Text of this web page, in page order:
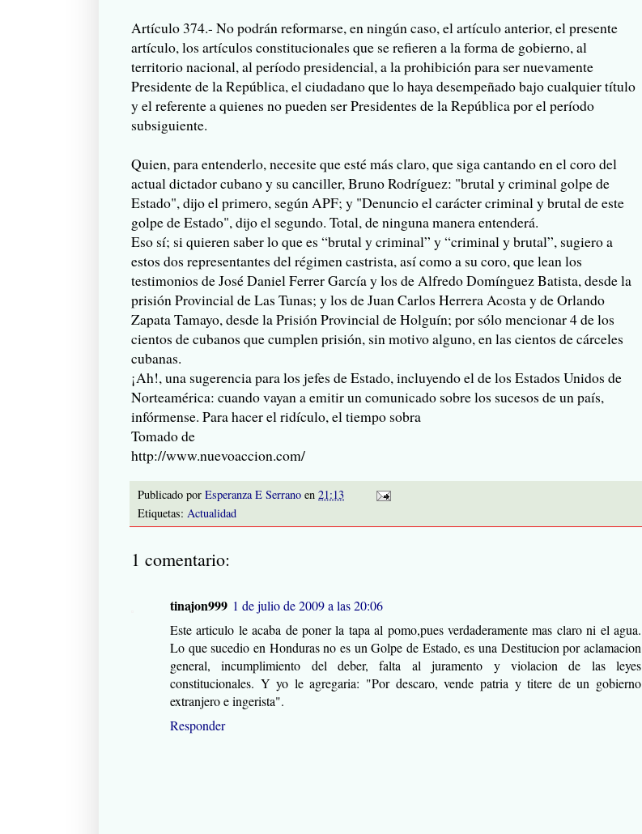
Artículo 374.- No podrán reformarse, en ningún caso, el artículo anterior, el presente
artículo, los artículos constitucionales que se refieren a la forma de gobierno, al
territorio nacional, al período presidencial, a la prohibición para ser nuevamente
Presidente de la República, el ciudadano que lo haya desempeñado bajo cualquier título
y el referente a quienes no pueden ser Presidentes de la República por el período
subsiguiente.
Quien, para entenderlo, necesite que esté más claro, que siga cantando en el coro del
actual dictador cubano y su canciller, Bruno Rodríguez: "brutal y criminal golpe de
Estado", dijo el primero, según APF; y "Denuncio el carácter criminal y brutal de este
golpe de Estado", dijo el segundo. Total, de ninguna manera entenderá.
Eso sí; si quieren saber lo que es “brutal y criminal” y “criminal y brutal”, sugiero a
estos dos representantes del régimen castrista, así como a su coro, que lean los
testimonios de José Daniel Ferrer García y los de Alfredo Domínguez Batista, desde la
prisión Provincial de Las Tunas; y los de Juan Carlos Herrera Acosta y de Orlando
Zapata Tamayo, desde la Prisión Provincial de Holguín; por sólo mencionar 4 de los
cientos de cubanos que cumplen prisión, sin motivo alguno, en las cientos de cárceles
cubanas.
¡Ah!, una sugerencia para los jefes de Estado, incluyendo el de los Estados Unidos de
Norteamérica: cuando vayan a emitir un comunicado sobre los sucesos de un país,
infórmense. Para hacer el ridículo, el tiempo sobra
Tomado de
http://www.nuevoaccion.com/
Publicado por Esperanza E Serrano en 21:13
Etiquetas: Actualidad
1 comentario:
tinajon999 1 de julio de 2009 a las 20:06
Este articulo le acaba de poner la tapa al pomo,pues verdaderamente mas claro ni el agua.
Lo que sucedio en Honduras no es un Golpe de Estado, es una Destitucion por aclamacion
general, incumplimiento del deber, falta al juramento y violacion de las leyes
constitucionales. Y yo le agregaria: "Por descaro, vende patria y titere de un gobierno
extranjero e ingerista".
Responder